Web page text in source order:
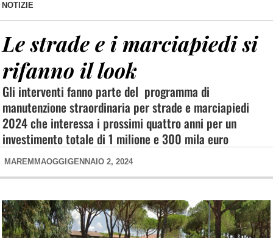
NOTIZIE
Le strade e i marciapiedi si
rifanno il look
Gli interventi fanno parte del programma di
manutenzione straordinaria per strade e marciapiedi
2024 che interessa i prossimi quattro anni per un
investimento totale di 1 milione e 300 mila euro
MAREMMAOGGI GENNAIO 2, 2024